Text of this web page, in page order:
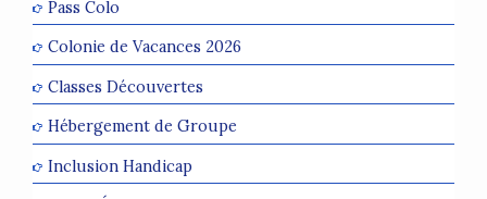
Pass Colo
Colonie de Vacances 2026
Classes Découvertes
Hébergement de Groupe
Inclusion Handicap